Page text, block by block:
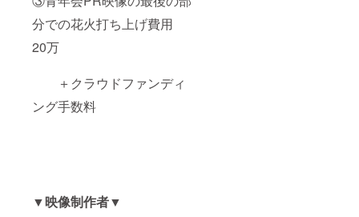
分での花火打ち上げ費用
20万
＋クラウドファンディ
ング手数料
▼映像制作者▼